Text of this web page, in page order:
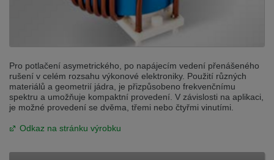
Pro potlačení asymetrického, po napájecím vedení přenášeného
rušení v celém rozsahu výkonové elektroniky. Použití různých
materiálů a geometrií jádra, je přizpůsobeno frekvenčnímu
spektru a umožňuje kompaktní provedení. V závislosti na aplikaci,
je možné provedení se dvěma, třemi nebo čtyřmi vinutími.
Odkaz na stránku výrobku